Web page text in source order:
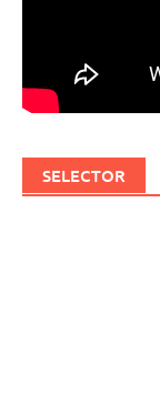
SELECTOR